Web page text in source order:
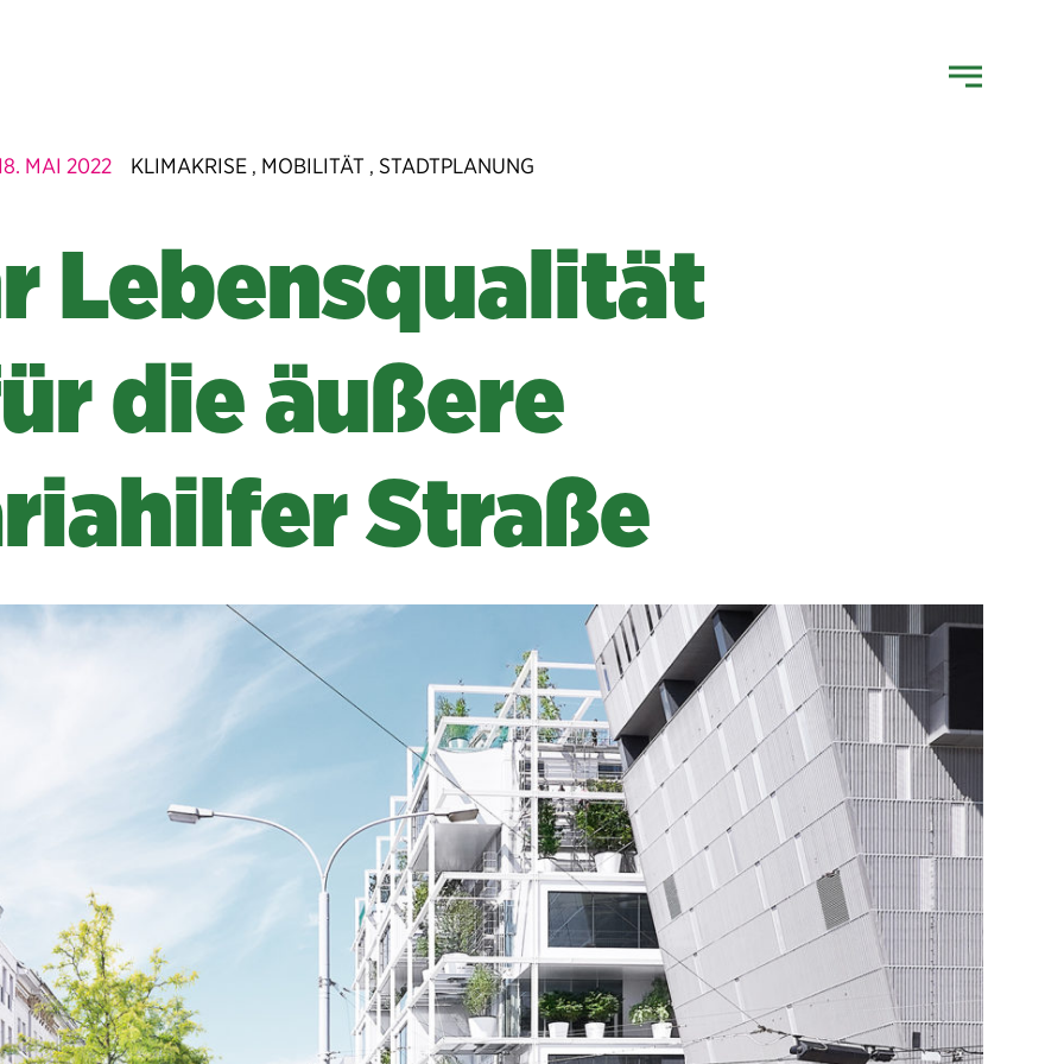
MAI 2022 KLIMAKRISE , MOBILITÄT ,STADTPLANUNG
Lebensqualität
die äußere
Straße